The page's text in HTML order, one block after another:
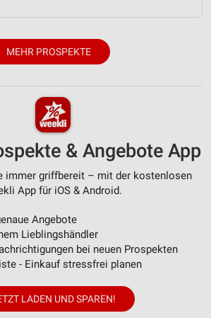
MEHR PROSPEKTE
& Angebote App
immer griffbereit – mit der kostenlosen
App für iOS & Android.
Angebote
Lieblingshändler
bei neuen Prospekten
- Einkauf stressfrei planen
LADEN UND SPAREN!
zur Auswahl
zur Auswahl
durch Statistiken oder
Daten aus verschiedenen
der Angebote
Daten zur Auswahl von